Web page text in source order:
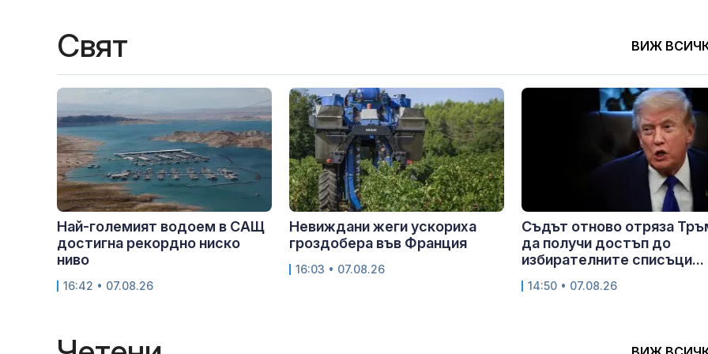
Свят ВИЖ
Най-големият водоем в САЩ
достигна рекордно ниско
ниво
16:42 • 07.08.26
Невиждани жеги ускориха
гроздобера във Франция
16:03 • 07.08.26
Съдът отново отряза
да получи достъп до
избирателните списъци...
14:50 • 07.08.26